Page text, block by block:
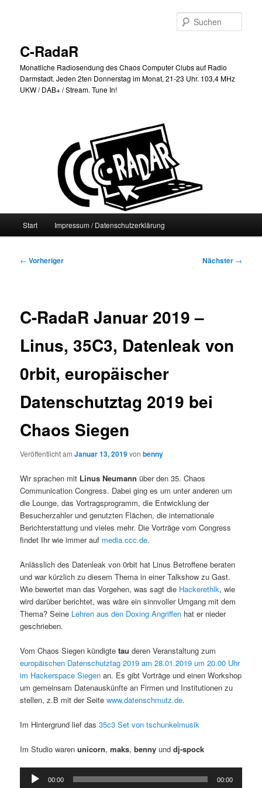
C-RadaR
Monatliche Radiosendung des Chaos Computer Clubs auf Radio
Darmstadt. Jeden 2ten Donnerstag im Monat, 21-23 Uhr. 103,4 MHz
UKW / DAB+ / Stream. Tune In!
Start Impressum / Datenschutzerklärung
Beitragsnavigation
← Vorheriger Nächster →
C-RadaR Januar 2019 –
Linus, 35C3, Datenleak von
0rbit, europäischer
Datenschutztag 2019 bei
Chaos Siegen
Veröffentlicht amJanuar 13, 2019vonbenny
Wir sprachen mit Linus Neumann über den 35. Chaos
Communication Congress. Dabei ging es um unter anderen um
die Lounge, das Vortragsprogramm, die Entwicklung der
Besucherzahler und genutzten Flächen, die internationale
Berichterstattung und vieles mehr. Die Vorträge vom Congress
findet Ihr wie immer auf media.ccc.de.
Anlässlich des Datenleak von 0rbit hat Linus Betroffene beraten
und war kürzlich zu diesem Thema in einer Talkshow zu Gast.
Wie bewertet man das Vorgehen, was sagt die Hackerethik, wie
wird darüber berichtet, was wäre ein sinnvoller Umgang mit dem
Thema? Seine Lehren aus den Doxing Angriffen hat er nieder
geschrieben.
Vom Chaos Siegen kündigtetau deren Veranstaltung zum
europäischen Datenschutztag 2019 am 28.01.2019 um 20.00 Uhr
im Hackerspace Siegen an. Es gibt Vorträge und einen Workshop
um gemeinsam Datenauskünfte an Firmen und Institutionen zu
stellen, z.B mit der Seitewww.datenschmutz.de.
Im Hintergrund lief das35c3 Set von tschunkelmusik
Im Studio warenunicorn,maks,benny unddj-spock
Audio-
Player
00:00 00:00